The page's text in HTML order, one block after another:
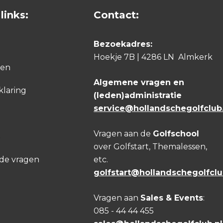
shortgame, hét onderdeel waarmee
ambitie is om hier een compleet
nog beter kan begeleiden.
gebruik regelmatig video-opnames
beter.
uit beleving en
technisch vooruit, maar
vragen
Contact:
Bezoekadres:
Hoekje 7B | 4286 LN Almkerk
Algemene vragen en
(leden)administratie
Vragen aan de Golfschool
over Golfstart, Themalessen,
etc.
Vragen aan Sales & Events:
085 - 44 44 455